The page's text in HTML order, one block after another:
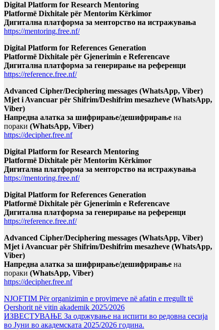
Digital Platform for Research Mentoring
Platformë Dixhitale për Mentorim Kërkimor
Дигитална платформа за менторство на истражувања
https://mentoring.free.nf/
Digital Platform for References Generation
Platformë Dixhitale për Gjenerimin e Referencave
Дигитална платформа за генерирање на референци
https://reference.free.nf/
Advanced Cipher/Deciphering messages (WhatsApp, Viber)
Mjet i Avancuar për Shifrim/Deshifrim mesazheve (WhatsApp,
Viber)
Напредна алатка за шифрирање/дешифрирање на
пораки (WhatsApp, Viber)
https://decipher.free.nf
Digital Platform for Research Mentoring
Platformë Dixhitale për Mentorim Kërkimor
Дигитална платформа за менторство на истражувања
https://mentoring.free.nf/
Digital Platform for References Generation
Platformë Dixhitale për Gjenerimin e Referencave
Дигитална платформа за генерирање на референци
https://reference.free.nf/
Advanced Cipher/Deciphering messages (WhatsApp, Viber)
Mjet i Avancuar për Shifrim/Deshifrim mesazheve (WhatsApp,
Viber)
Напредна алатка за шифрирање/дешифрирање на
пораки (WhatsApp, Viber)
https://decipher.free.nf
NJOFTIM Për organizimin e provimeve në afatin e rregullt të
Qershorit në vitin akademik 2025/2026
ИЗВЕСТУВАЊЕ За одржување на испити во редовна сесија
во Јуни во академската 2025/2026 година.